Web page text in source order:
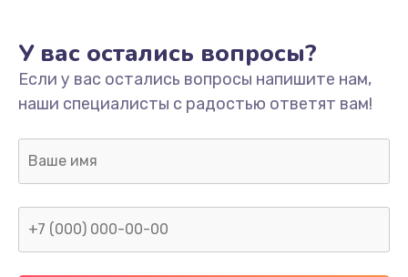
1045 руб.
Заказать
Заказать
Ремонт цепей питания
У вас остались вопросы?
Если у вас остались вопросы напишите нам,
наши специалисты с радостью ответят вам!